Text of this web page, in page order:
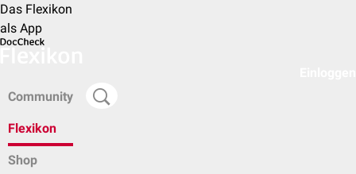
Das Flexikon
als App
Community
Flexikon
Shop